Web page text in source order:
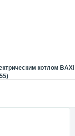
котлом BAXI